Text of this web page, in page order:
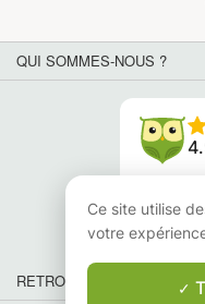
QUI SOMMES-NOUS ?
RETROUVEZ-NOUS
Ce site utilise
votre